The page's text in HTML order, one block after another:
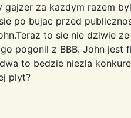
gajzer za kazdym razem
po bujac przed
to sie nie dziwie
pogonil z BBB. John jest
to bedzie niezla
plyt?